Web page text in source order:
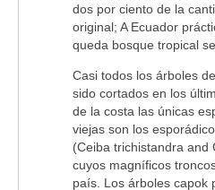
dos por ciento de la
original; A Ecuador
queda bosque tropical
Casi todos los árboles
sido cortados en los
de la costa las únicas
viejas son los
(Ceiba trichistandra and
cuyos magníficos
país. Los árboles capok